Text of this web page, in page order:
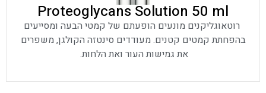
Proteoglycans Solution 50 ml
רוטאוגליקנים מונעים הופעתם של קמטי הבעה ומסייעים
בהפחתת קמטים קטנים. מעודדים סינטזה הקולגן, משפרים
את גמישות העור ואת הלחות.